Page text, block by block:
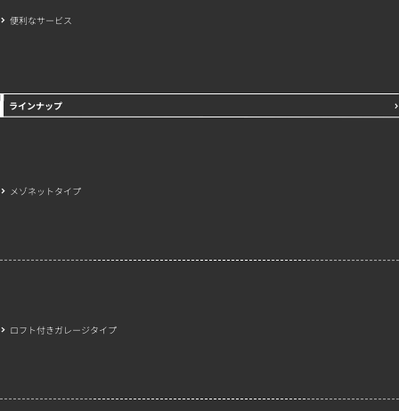
便利なサービス
ラインナップ
メゾネットタイプ
ロフト付きガレージタイプ